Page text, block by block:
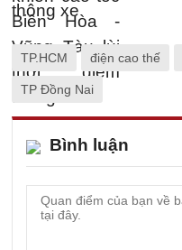
TP.HCM điện cao thế
TP Đồng Nai
Bình luận